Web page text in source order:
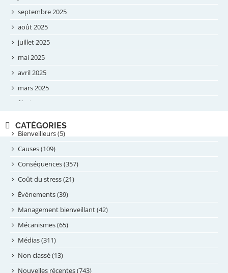
septembre 2025
août 2025
juillet 2025
mai 2025
avril 2025
mars 2025
février 2025
septembre 2024
août 2024
juillet 2024
juin 2024
mai 2024
avril 2024
février 2024
janvier 2024
novembre 2023
octobre 2023
CATÉGORIES
Bienveilleurs (5)
Causes (109)
Conséquences (357)
Coût du stress (21)
Évènements (39)
Management bienveillant (42)
Mécanismes (65)
Médias (311)
Non classé (13)
Nouvelles récentes (743)